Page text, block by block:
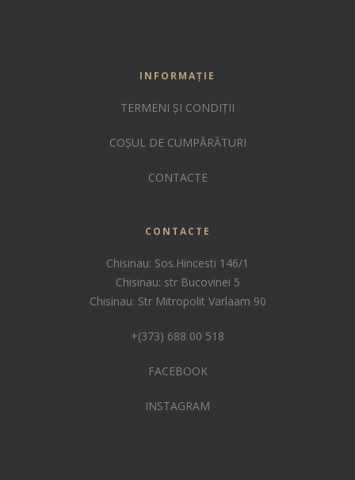
INFORMAȚIE
TERMENI ȘI CONDIȚII
COȘUL DE CUMPĂRĂTURI
CONTACTE
CONTACTE
Chisinau: Sos.Hincesti 146/1
Chisinau: str Bucovinei 5
Chisinau: Str Mitropolit Varlaam 90
+(373) 688 00 518
FACEBOOK
INSTAGRAM